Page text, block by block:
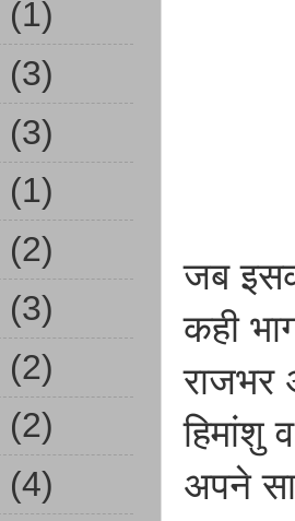
जब
कही
राजभर
हिमांशु
अपने
(1)
(3)
(3)
(1)
(2)
(3)
(2)
(2)
(4)